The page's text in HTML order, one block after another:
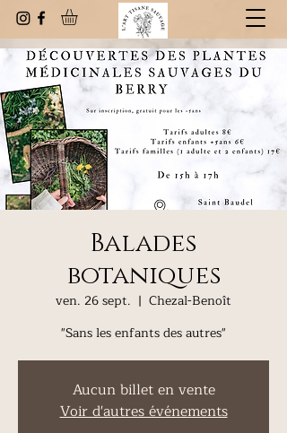
Balades
botaniques
ven. 26 sept.
  |
Chezal-Benoît
"Sans les enfants des autres"
Aucun billet en vente
Voir d'autres événements